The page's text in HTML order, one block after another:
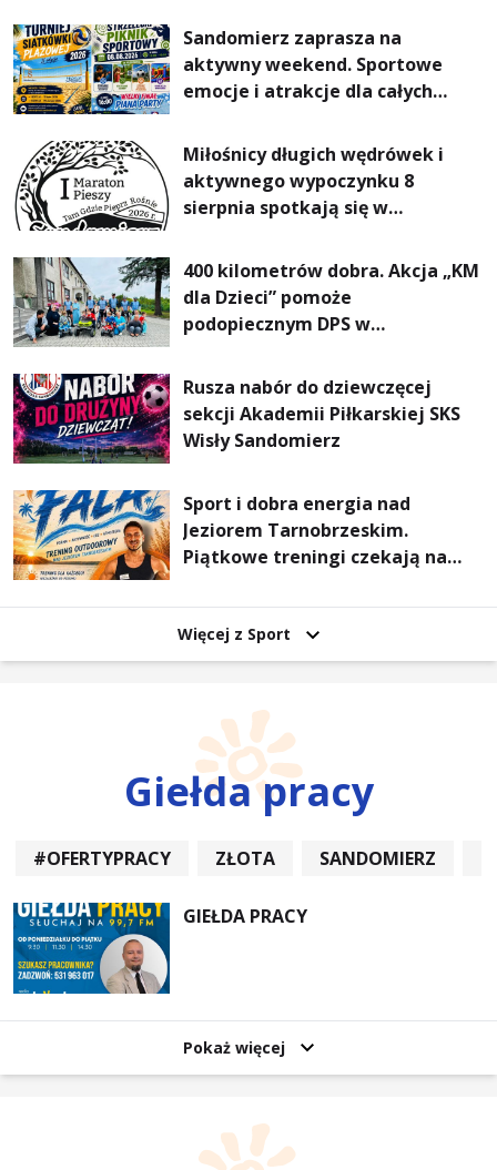
Sandomierz zaprasza na
aktywny weekend. Sportowe
emocje i atrakcje dla całych
Miłośnicy długich wędrówek i
aktywnego wypoczynku 8
sierpnia spotkają się w
Pieszym „Tam Gdzie Pieprz
Rośnie”
400 kilometrów dobra. Akcja „KM
dla Dzieci” pomoże
podopiecznym DPS w
Rusza nabór do dziewczęcej
sekcji Akademii Piłkarskiej SKS
Wisły Sandomierz
Sport i dobra energia nad
Jeziorem Tarnobrzeskim.
Piątkowe treningi czekają na
Więcej z Sport
Giełda pracy
#OFERTYPRACY ZŁOTA SANDOMIERZ
GIEŁDA PRACY
Pokaż więcej